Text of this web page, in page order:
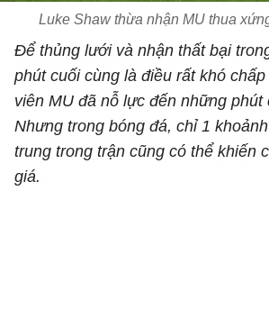
Luke Shaw thừa nhận MU thua
Để thủng lưới và nhận thất bại
phút cuối cùng là điều rất khó
viên MU đã nỗ lực đến những phút
Nhưng trong bóng đá, chỉ 1
trung trong trận cũng có thể khiến
giá.